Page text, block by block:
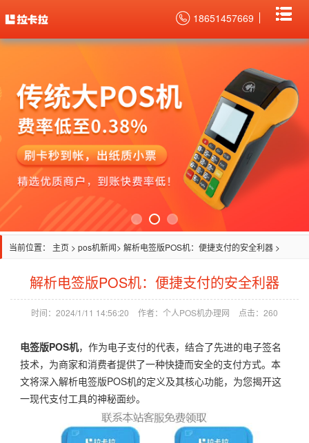
18651457669
当前位置： 主页 > pos机新闻> 解析电签版POS机：便捷支付的安全利器 >
解析电签版POS机：便捷支付的安全利器
时间：2024/1/11 14:56:20 作者：个人POS机办理网 点击： 260
电签版POS机，作为电子支付的代表，结合了先进的电子签名
技术，为商家和消费者提供了一种快捷而安全的支付方式。本
文将深入解析电签版POS机的定义及其核心功能，为您揭开这
一现代支付工具的神秘面纱。